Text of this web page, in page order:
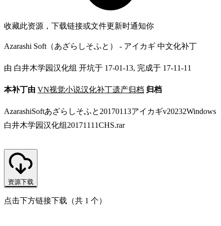
收藏此资源，下载链接或文件更新时通知你
Azarashi Soft（あざらしそふと） - アイカギ 中文化补丁
由 白井木学园汉化组 开坑于 17-01-13, 完成于 17-11-11
本补丁由 VN视觉小说汉化补丁遗产归档 归档
AzarashiSoftあざらしそふと20170113アイカギv20232Windows
白井木学园汉化组20171111CHS.rar
资源下载
点击下方链接下载（共 1 个）